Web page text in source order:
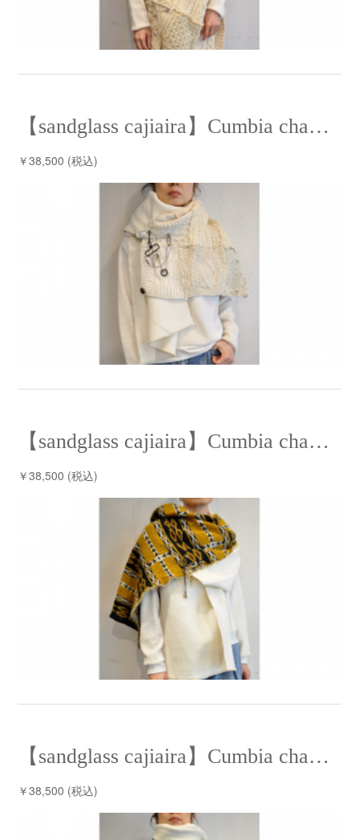
【sandglass cajiaira】Cumbia chaL chaL⁡ /【サンドグラス ケシアイラ】クンビアチャルチャル
￥38,500 (税込)
【sandglass cajiaira】Cumbia chaL chaL⁡ /【サンドグラス ケシアイラ】クンビアチャルチャル
￥38,500 (税込)
【sandglass cajiaira】Cumbia chaL chaL⁡ /【サンドグラス ケシアイラ】クンビアチャルチャル
￥38,500 (税込)